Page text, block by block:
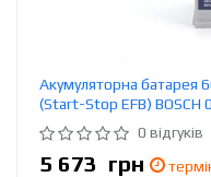
Акумуляторна батарея
(Start-Stop EFB) BOSCH
0 відгуків
5 673 грн